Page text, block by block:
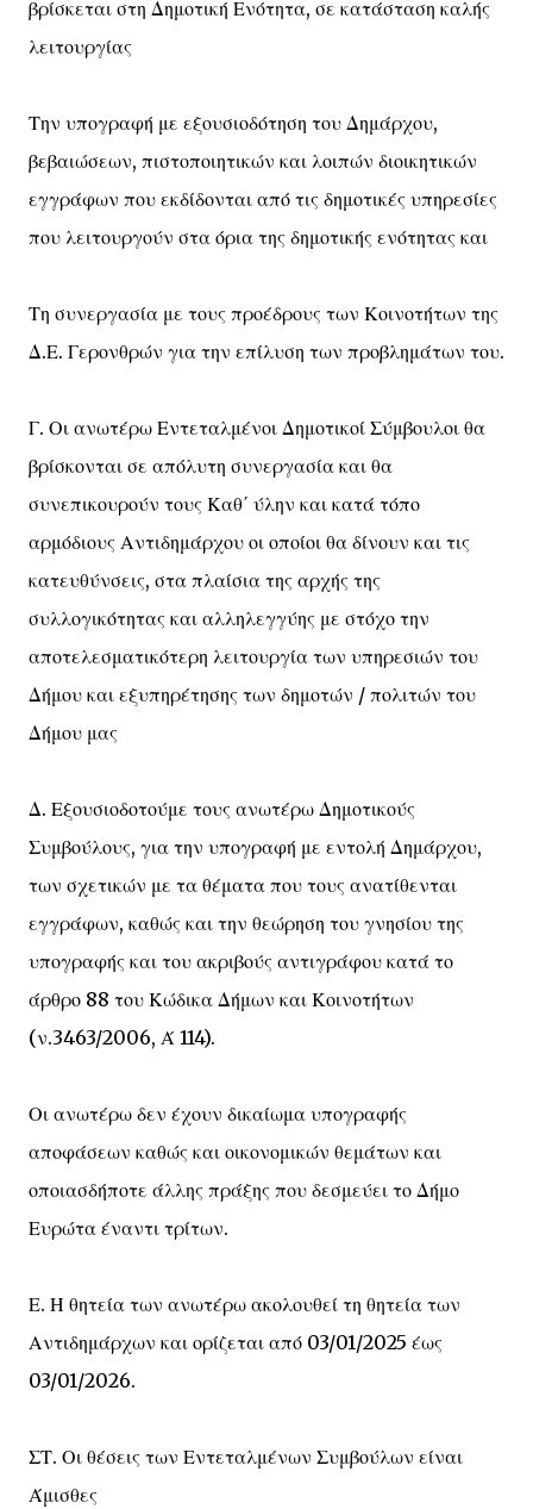
βρίσκεται στη Δημοτική Ενότητα, σε κατάσταση καλής
λειτουργίας
Την υπογραφή με εξουσιοδότηση του Δημάρχου,
βεβαιώσεων, πιστοποιητικών και λοιπών διοικητικών
εγγράφων που εκδίδονται από τις δημοτικές υπηρεσίες
που λειτουργούν στα όρια της δημοτικής ενότητας και
Τη συνεργασία με τους προέδρους των Κοινοτήτων της
Δ.Ε. Γερονθρών για την επίλυση των προβλημάτων του.
Γ. Οι ανωτέρω Εντεταλμένοι Δημοτικοί Σύμβουλοι θα
βρίσκονται σε απόλυτη συνεργασία και θα
συνεπικουρούν τους Καθ΄ ύλην και κατά τόπο
αρμόδιους Αντιδημάρχου οι οποίοι θα δίνουν και τις
κατευθύνσεις, στα πλαίσια της αρχής της
συλλογικότητας και αλληλεγγύης με στόχο την
αποτελεσματικότερη λειτουργία των υπηρεσιών του
Δήμου και εξυπηρέτησης των δημοτών / πολιτών του
Δήμου μας
Δ. Εξουσιοδοτούμε τους ανωτέρω Δημοτικούς
Συμβούλους, για την υπογραφή με εντολή Δημάρχου,
των σχετικών με τα θέματα που τους ανατίθενται
εγγράφων, καθώς και την θεώρηση του γνησίου της
υπογραφής και του ακριβούς αντιγράφου κατά το
άρθρο 88 του Κώδικα Δήμων και Κοινοτήτων
(ν.3463/2006, Ά 114).
Οι ανωτέρω δεν έχουν δικαίωμα υπογραφής
αποφάσεων καθώς και οικονομικών θεμάτων και
οποιασδήποτε άλλης πράξης που δεσμεύει το Δήμο
Ευρώτα έναντι τρίτων.
Ε. Η θητεία των ανωτέρω ακολουθεί τη θητεία των
Αντιδημάρχων και ορίζεται από 03/01/2025 έως
03/01/2026.
ΣΤ. Οι θέσεις των Εντεταλμένων Συμβούλων είναι
Άμισθες